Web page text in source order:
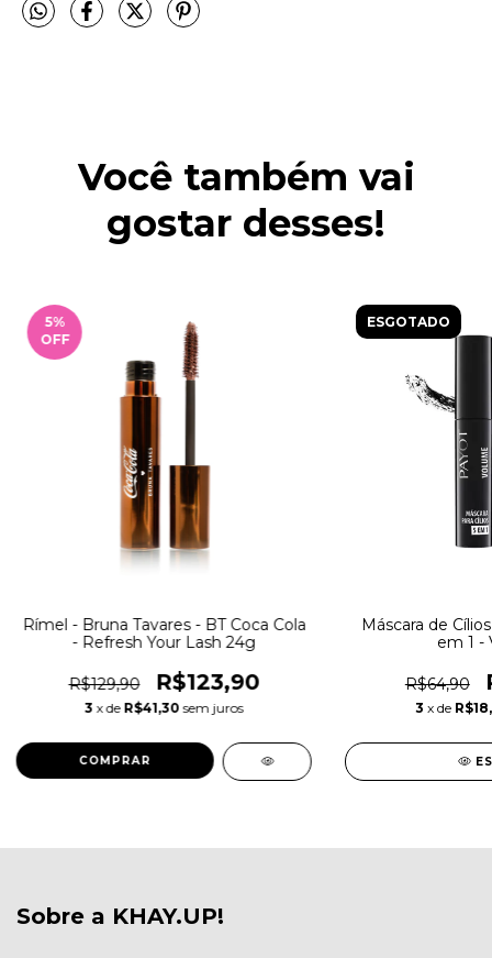
Você também vai
gostar desses!
5%
OFF
Rímel - Bruna Tavares - BT Coca Cola
- Refresh Your Lash 24g
R$129,90 R$123,90
3 x de R$41,30 sem juros
ESGOTADO
Máscara de
em 1 -
R$64,90
3 x de
Sobre a KHAY.UP!